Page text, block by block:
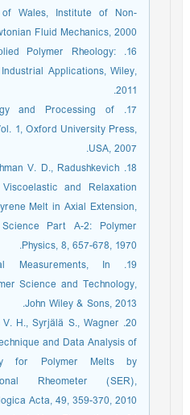
of Wales, Institute of Non-
Fluid Mechanics, 2000.
Polymer Rheology:
Applications, Wiley,
2011.
and Processing of
1, Oxford University Press,
USA, 2007.
V. D., Radushkevich
and Relaxation
Melt in Axial Extension,
Part A-2: Polymer
Physics, 8, 657-678, 1970.
Measurements, In
Science and Technology,
John Wiley & Sons, 2013.
V. H., Syrjälä S., Wagner
and Data Analysis of
for Polymer Melts by
Rheometer (SER),
Acta, 49, 359-370, 2010.